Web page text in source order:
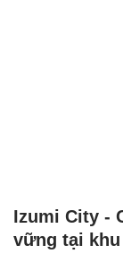
Izumi City -
vững tại khu